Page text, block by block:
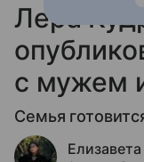
Лера
с мужем
Семья